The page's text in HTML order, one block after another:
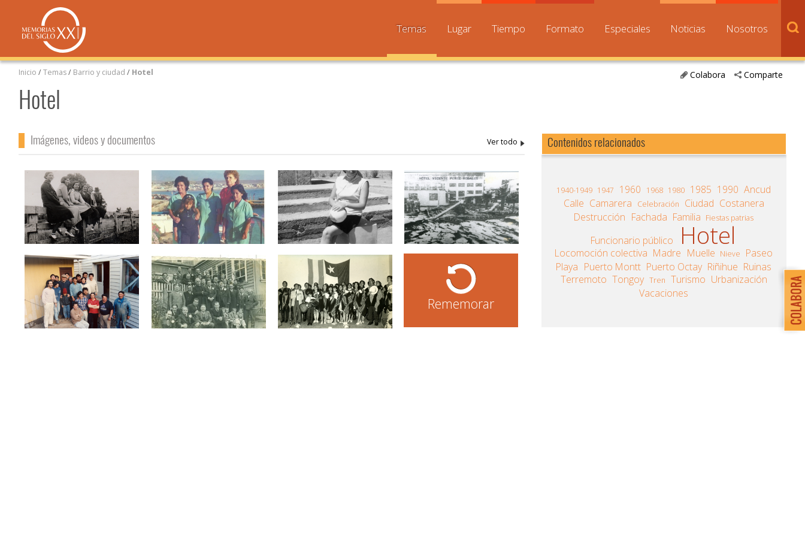
Temas Lugar Tiempo Formato Especiales Noticias Nosotros
Comparte
Colabora
Inicio /Temas/ Barrio y ciudad / Hotel
Hotel
Imágenes, videos y documentos
Rememorar
Contenidos relacionados
1940-1949 1947 1960 1968 1980 1985 1990 Ancud
Calle Camarera Celebración Ciudad Costanera
Destrucción Fachada Familia Fiestas patrias
Funcionario público Hotel
Locomoción colectiva Madre Muelle Nieve
Paseo
Playa Puerto Montt Puerto Octay Riñihue Ruinas
Terremoto Tongoy Tren Turismo Urbanización
Vacaciones